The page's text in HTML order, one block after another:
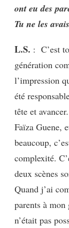
ont eu des
Tu ne les
L.S. : C’est
génération
l’impression
été
tête et
Faïza Guene,
beaucoup,
complexité.
deux scènes
Quand j’ai
parents à
n’était pas